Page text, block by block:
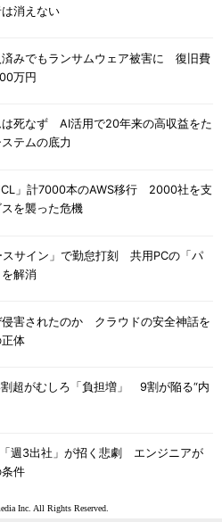
消えない
済みでもランサムウェア被害に 復旧費
万円
は死なず AI活用で20年来の高収益をた
テムの底力
」計7000本のAWS移行 2000社を支
を襲った危機
サイン」で勤怠打刻 共用PCの「パ
解消
侵害されたのか クラウドの安全神話を
体
超がむしろ「負担増」 9割が陥る“内
「週3出社」が招く悲劇 エンジニアが
件
Inc. All Rights Reserved.